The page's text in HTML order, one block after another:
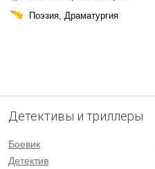
Поэзия, Драматургия
Детективы и триллеры
Боевик
Детектив